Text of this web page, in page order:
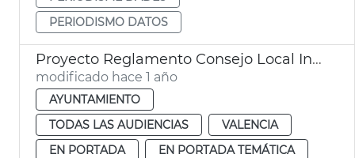
PERIODISMO DATOS
Proyecto Reglamento Consejo Local Inclusión y Derechos Sociales
modificado hace 1 año
AYUNTAMIENTO
TODAS LAS AUDIENCIAS
VALENCIA
EN PORTADA
EN PORTADA TEMÁTICA